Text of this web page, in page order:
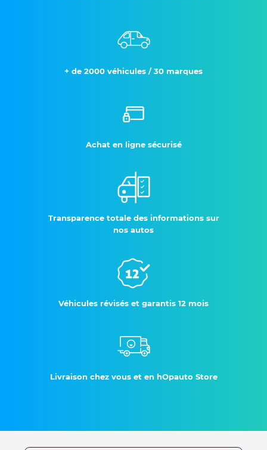
+ de 2000 véhicules / 30 marques
Achat en ligne sécurisé
Transparence totale des informations sur
nos autos
Véhicules révisés et garantis 12 mois
Livraison chez vous et en hOpauto Store